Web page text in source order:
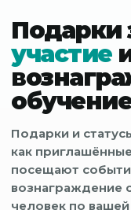
Подарки
участие
обучение
Подарки и
как
посещают
вознаграждение
человек по